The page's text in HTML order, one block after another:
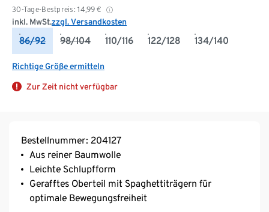
30-Tage-Bestpreis: 14,99 €
inkl. MwSt.zzgl. Versandkosten
86/92 98/104 110/116 122/128 134/140
Richtige Größe ermitteln
Zur Zeit nicht verfügbar
Bestellnummer: 204127
Aus reiner Baumwolle
Leichte Schlupfform
Gerafftes Oberteil mit Spaghettiträgern für
optimale Bewegungsfreiheit